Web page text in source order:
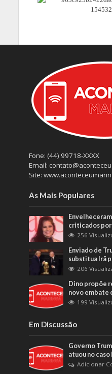
Fone: (44) 99718-XXXX
Email:
Site:
As Mais Populares
criticados por
256
Enviado de
substitua Irã
206
Dino propõe
novo embate
199
Em Discussão
Governo
atuou no caso
Adicionar